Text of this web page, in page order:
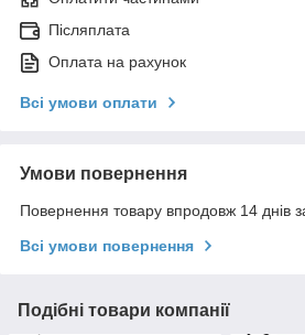
Післяплата
Оплата на рахунок
Всі умови оплати
Умови повернення
Повернення товару впродовж 14 днів
Всі умови повернення
Подібні товари компанії